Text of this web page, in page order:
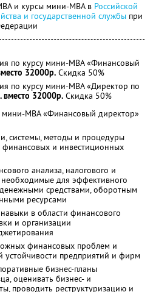
и курсы мини-МВА в Российской
и государственной службы при
по курсу мини-МВА «Финансовый
32000р. Скидка 50%
по курсу мини-МВА «Директор по
вместо 32000р. Скидка 50%
мини-МВА «Финансовый директор»
системы, методы и процедуры
финансовых и инвестиционных
анализа, налогового и
необходимые для эффективного
средствами, оборотным
ресурсами
в области финансового
и организации
финансовых проблем и
предприятий и фирм
бизнес-планы
оценивать бизнес- и
проводить реструктуризацию и